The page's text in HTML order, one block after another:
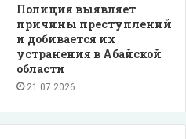
Полиция выявляет
причины преступлений
и добивается их
устранения в Абайской
области
21.07.2026